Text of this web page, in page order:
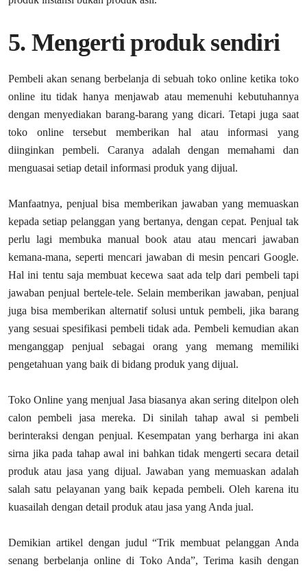
5. Mengerti produk sendiri
Pembeli akan senang berbelanja di sebuah toko online ketika toko
online itu tidak hanya menjawab atau memenuhi kebutuhannya
dengan menyediakan barang-barang yang dicari. Tetapi juga saat
toko online tersebut memberikan hal atau informasi yang
diinginkan pembeli. Caranya adalah dengan memahami dan
menguasai setiap detail informasi produk yang dijual.
Manfaatnya, penjual bisa memberikan jawaban yang memuaskan
kepada setiap pelanggan yang bertanya, dengan cepat. Penjual tak
perlu lagi membuka manual book atau atau mencari jawaban
kemana-mana, seperti mencari jawaban di mesin pencari Google.
Hal ini tentu saja membuat kecewa saat ada telp dari pembeli tapi
jawaban penjual bertele-tele. Selain memberikan jawaban, penjual
juga bisa memberikan alternatif solusi untuk pembeli, jika barang
yang sesuai spesifikasi pembeli tidak ada. Pembeli kemudian akan
menganggap penjual sebagai orang yang memang memiliki
pengetahuan yang baik di bidang produk yang dijual.
Toko Online yang menjual Jasa biasanya akan sering ditelpon oleh
calon pembeli jasa mereka. Di sinilah tahap awal si pembeli
berinteraksi dengan penjual. Kesempatan yang berharga ini akan
sirna jika pada tahap awal ini bahkan tidak mengerti secara detail
produk atau jasa yang dijual. Jawaban yang memuaskan adalah
salah satu pelayanan yang baik kepada pembeli. Oleh karena itu
kuasailah dengan detail produk atau jasa yang Anda jual.
Demikian artikel dengan judul “Trik membuat pelanggan Anda
senang berbelanja online di Toko Anda”, Terima kasih dengan